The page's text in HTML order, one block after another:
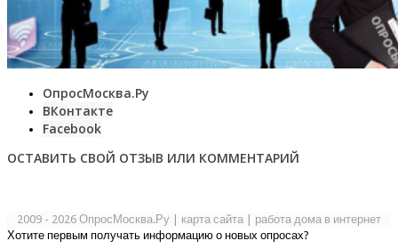
ОпросМосква.Ру
ВКонтакте
Facebook
ОСТАВИТЬ СВОЙ ОТЗЫВ ИЛИ КОММЕНТАРИЙ
2009 - 2026 ОпросМосква.Ру карта сайта
работа дома в интернет
Хотите первым получать информацию о новых опросах?